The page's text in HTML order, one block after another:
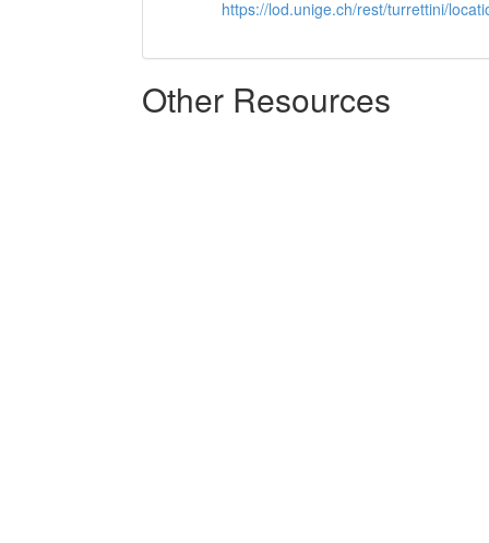
https://lod.unige.ch/rest/turrettini/
Other Resources